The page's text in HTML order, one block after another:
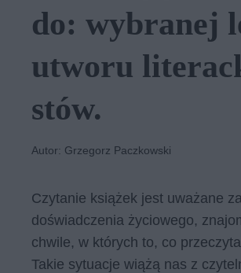
do: wy­bra­nej
utwo­ru
stów.
Autor: Grzegorz Paczkowski
Czytanie książek jest uważane
doświadczenia życiowego,
chwile, w których to, co
Takie sytuacje wiążą nas z